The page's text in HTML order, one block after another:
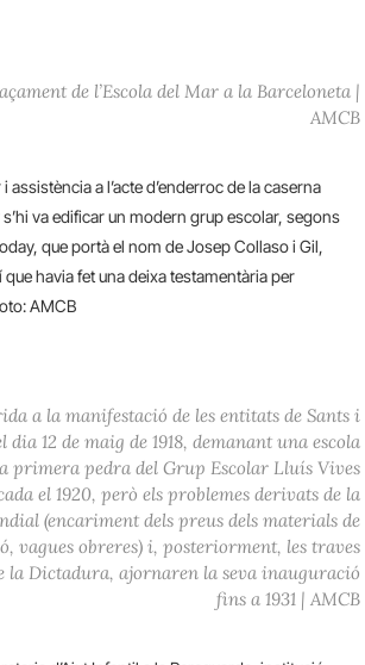
de l’Escola del Mar a la Barceloneta |
AMCB
a l’acte d’enderroc de la caserna
s’hi va edificar un modern grup escolar, segons
que portà el nom de Josep Collaso i Gil,
que havia fet una deixa testamentària per
AMCB
a la manifestació de les entitats de Sants i
dia 12 de maig de 1918, demanant una escola
primera pedra del Grup Escolar Lluís Vives
el 1920, però els problemes derivats de la
(encariment dels preus dels materials de
vagues obreres) i, posteriorment, les traves
la Dictadura, ajornaren la seva inauguració
fins a 1931 | AMCB